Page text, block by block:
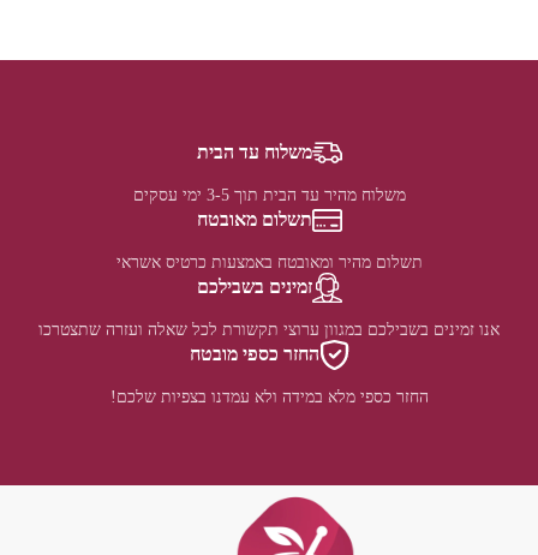
משלוח עד הבית
משלוח מהיר עד הבית תוך 3-5 ימי עסקים
תשלום מאובטח
תשלום מהיר ומאובטח באמצעות כרטיס אשראי
זמינים בשבילכם
אנו זמינים בשבילכם במגוון ערוצי תקשורת לכל שאלה ועזרה שתצטרכו
החזר כספי מובטח
החזר כספי מלא במידה ולא עמדנו בצפיות שלכם!